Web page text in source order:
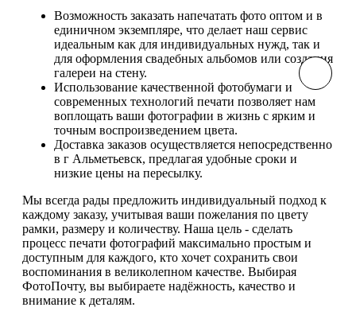
Возможность заказать напечатать фото оптом и в
единичном экземпляре, что делает наш сервис
идеальным как для индивидуальных нужд, так и
для оформления свадебных альбомов или создания
галереи на стену.
Использование качественной фотобумаги и
современных технологий печати позволяет нам
воплощать ваши фотографии в жизнь с ярким и
точным воспроизведением цвета.
Доставка заказов осуществляется непосредственно
в г Альметьевск, предлагая удобные сроки и
низкие цены на пересылку.
Мы всегда рады предложить индивидуальный подход к
каждому заказу, учитывая ваши пожелания по цвету
рамки, размеру и количеству. Наша цель - сделать
процесс печати фотографий максимально простым и
доступным для каждого, кто хочет сохранить свои
воспоминания в великолепном качестве. Выбирая
ФотоПочту, вы выбираете надёжность, качество и
внимание к деталям.